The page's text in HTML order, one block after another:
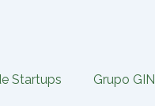
Startups Grupo GIN